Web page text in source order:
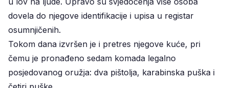
dovela do njegove identifikacije i upisa u registar
osumnjičenih.
Tokom dana izvršen je i pretres njegove kuće, pri
čemu je pronađeno sedam komada legalno
posjedovanog oružja: dva pištolja, karabinska puška i